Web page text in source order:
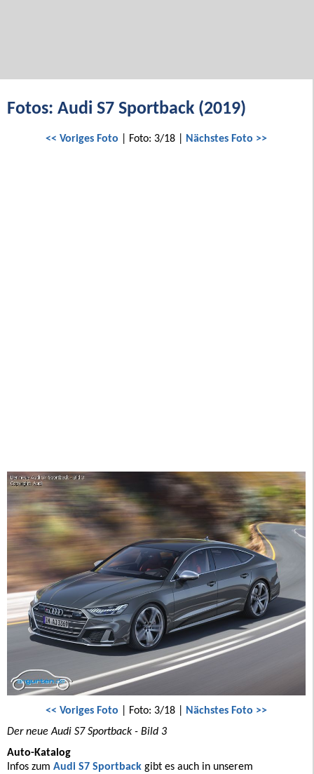
Fotos: Audi S7 Sportback (2019)
<< Voriges Foto | Foto: 3/18 | Nächstes Foto >>
<< Voriges Foto | Foto: 3/18 | Nächstes Foto >>
Der neue Audi S7 Sportback - Bild 3
Auto-Katalog
Infos zum Audi S7 Sportback gibt es auch in unserem